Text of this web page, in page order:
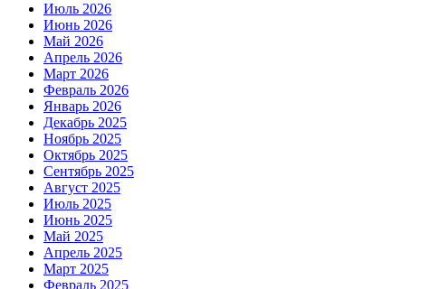
Июль 2026
Июнь 2026
Май 2026
Апрель 2026
Март 2026
Февраль 2026
Январь 2026
Декабрь 2025
Ноябрь 2025
Октябрь 2025
Сентябрь 2025
Август 2025
Июль 2025
Июнь 2025
Май 2025
Апрель 2025
Март 2025
Февраль 2025